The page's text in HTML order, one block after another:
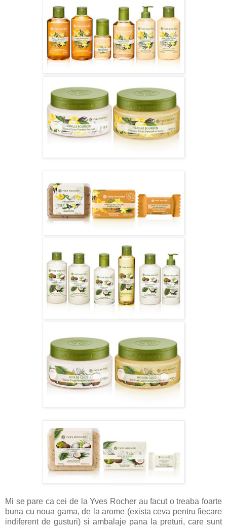
Mi se pare ca cei de la Yves Rocher au facut o treaba foarte
buna cu noua gama, de la arome (exista ceva pentru fiecare
indiferent de gusturi) si ambalaje pana la preturi, care sunt